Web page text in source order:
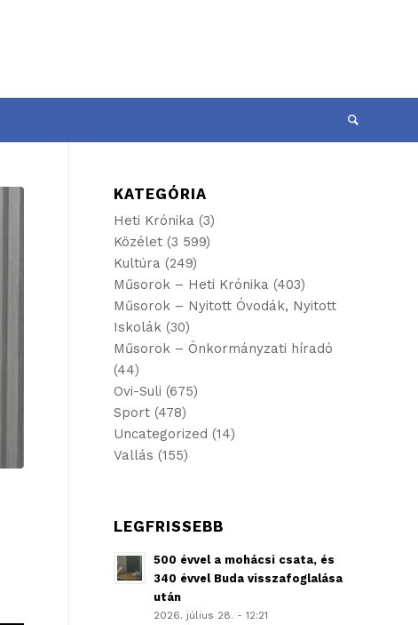
KATEGÓRIA
Heti Krónika (3)
Közélet (3 599)
Kultúra (249)
Műsorok – Heti Krónika (403)
Műsorok – Nyitott Óvodák, Nyitott
Iskolák (30)
Műsorok – Önkormányzati híradó
(44)
Ovi-Suli (675)
Sport (478)
Uncategorized (14)
Vallás (155)
LEGFRISSEBB
500 évvel a mohácsi csata, és
340 évvel Buda visszafoglalása
után
2026. július 28. - 12:21